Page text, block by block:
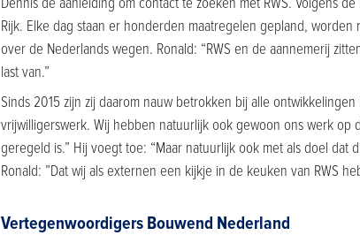
Rijk. Elke dag staan er honderden maatregelen gepland,
over de Nederlands wegen. Ronald: “RWS en de aannemerij
last van.”
Sinds 2015 zijn zij daarom nauw betrokken bij alle
vrijwilligerswerk. Wij hebben natuurlijk ook gewoon ons werk
geregeld is.” Hij voegt toe: “Maar natuurlijk ook met als doel dat
Ronald: ”Dat wij als externen een kijkje in de keuken van RWS
Vertegenwoordigers Bouwend Nederland